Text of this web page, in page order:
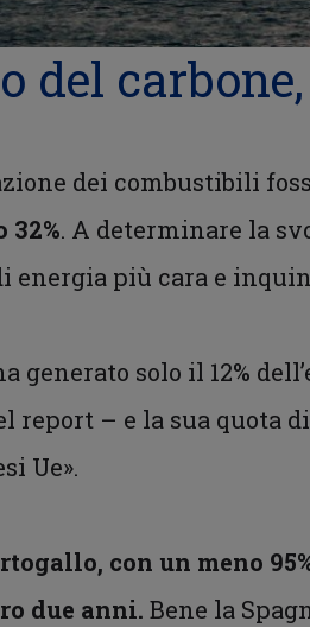
del
dei combustibili
32%. A determinare la
energia più cara e
generato solo il 12%
report – e la sua quota
Ue».
con un meno
due anni. Bene la